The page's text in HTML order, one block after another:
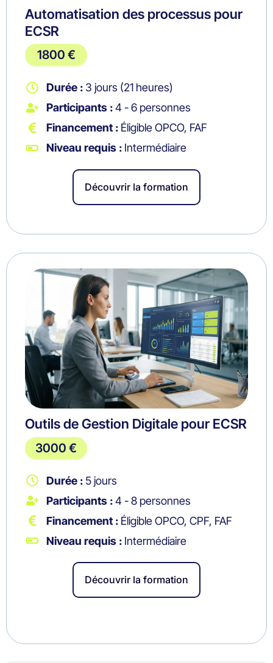
Automatisation des processus pour
ECSR
1800 €
Durée : 3 jours (21 heures)
Participants :4 - 6 personnes
Financement : Éligible OPCO, FAF
Niveau requis : Intermédiaire
Découvrir la formation
Outils de Gestion Digitale pour ECSR
3000 €
Durée : 5 jours
Participants :4 - 8 personnes
Financement : Éligible OPCO, CPF, FAF
Niveau requis : Intermédiaire
Découvrir la formation